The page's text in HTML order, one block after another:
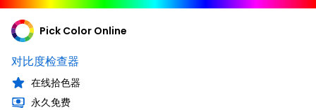
Pick Color Online
对比度检查器
在线拾色器
永久免费